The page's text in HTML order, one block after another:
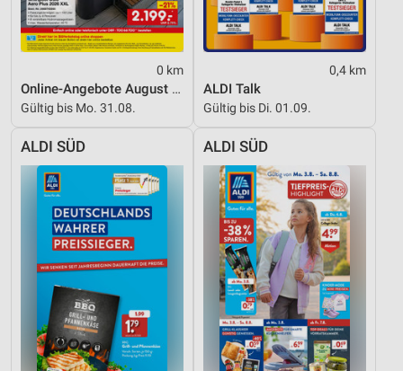
0 km
Online-Angebote August 2026
Gültig bis Mo. 31.08.
0,4 km
ALDI Talk
Gültig bis Di. 01.09.
ALDI SÜD ALDI SÜD
IAB-Besonderheiten:
Geräte anhand von aktiv angeforderten
Informationen identifizieren
Nicht-IAB-Verarbeitungszwecke:
Notwendig
Performance
Funktional